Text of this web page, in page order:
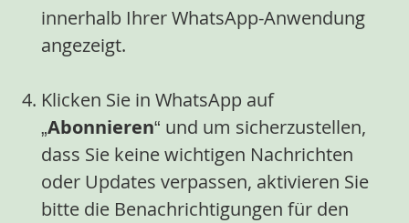
innerhalb Ihrer WhatsApp-Anwendung
angezeigt.
Klicken Sie in WhatsApp auf
„Abonnieren“ und um sicherzustellen,
dass Sie keine wichtigen Nachrichten
oder Updates verpassen, aktivieren Sie
bitte die Benachrichtigungen für den